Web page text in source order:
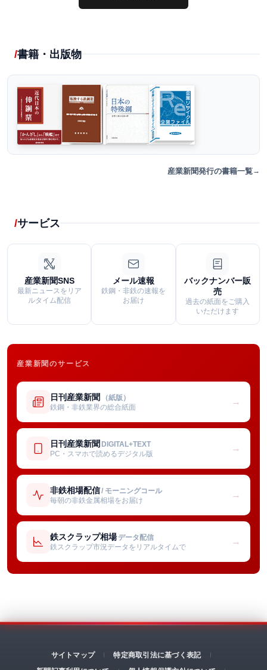
書籍・出版物
産業新聞発行の書籍一覧
サービス
産業新聞SNS
最新ニュースをリア
ルタイム配信
メール速報
鉄鋼・非鉄の速報を
お届け
バックナンバー販
売
過去の紙面をご購入
いただけます
産業新聞のサービス
日刊産業新聞 （紙版）
鉄鋼・非鉄業界の総合紙面
→
日刊産業新聞 DIGITAL+TEXT
PC・スマホで読めるデジタル版
→
非鉄相場配信/ モーニングコール
毎朝の非鉄金属相場をお届け
→
鉄スクラップ相場 データ配信
鉄スクラップ市況データをリアルタイムで
→
サイトマップ
特定商取引法に基づく表記